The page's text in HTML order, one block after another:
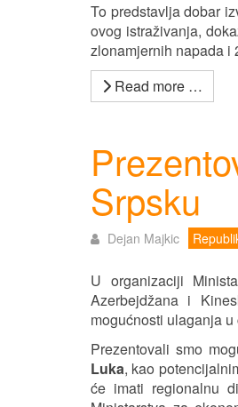
To predstavlja dobar
ovog istraživanja,
zlonamjernih napada i
Read more …
Srpsku
Dejan Majkic
U organizaciji
Azerbejdžana i
mogućnosti ulaganja u
Prezentovali smo
Luka, kao
će imati regionalnu